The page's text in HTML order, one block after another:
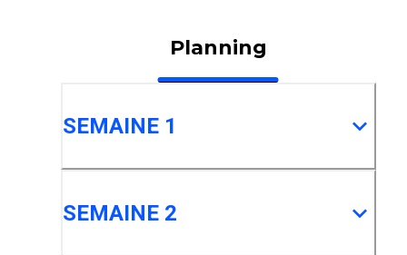
Planning
SEMAINE 1
SEMAINE 2